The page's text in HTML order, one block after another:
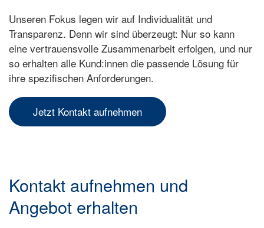
Unseren Fokus legen wir auf Individualität und
Transparenz. Denn wir sind überzeugt: Nur so kann
eine vertrauensvolle Zusammenarbeit erfolgen, und nur
so erhalten alle Kund:innen die passende Lösung für
ihre spezifischen Anforderungen.
Jetzt Kontakt aufnehmen
Kontakt aufnehmen und
Angebot erhalten